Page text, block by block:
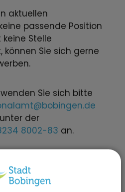
aktuellen
passende Position
Stelle
können Sie sich gerne
Sie sich bitte
der
8002-83 an.
von Unternehmen
Zahlreiche